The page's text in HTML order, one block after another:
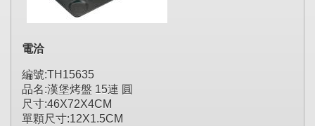
電洽
編號:TH15635
品名:漢堡烤盤 15連 圓
尺寸:46X72X4CM
單顆尺寸:12X1.5CM